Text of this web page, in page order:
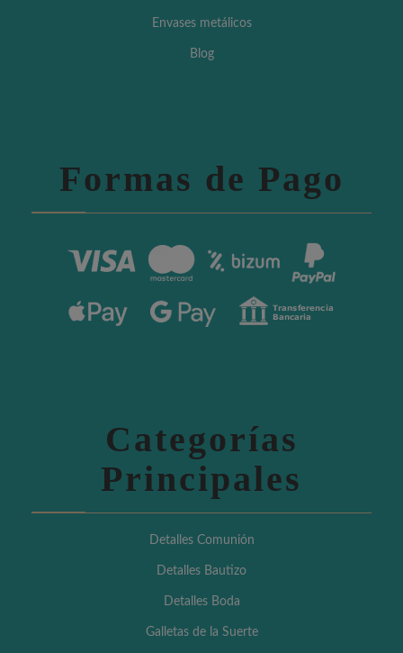
Envases metálicos
Blog
Formas de Pago
Categorías
Principales
Detalles Comunión
Detalles Bautizo
Detalles Boda
Galletas de la Suerte